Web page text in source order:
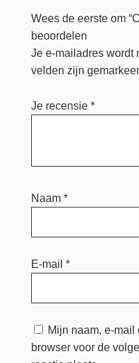
Wees de eerste om
beoordelen
Je e-mailadres wordt
velden zijn
Je recensie *
Naam *
E-mail *
Mijn naam, e-
browser voor de